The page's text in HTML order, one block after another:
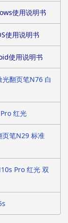
使用说明书
使用说明书
使用说明书
翻页笔N76 白
红光
页笔N29 标准
Pro 红光 双